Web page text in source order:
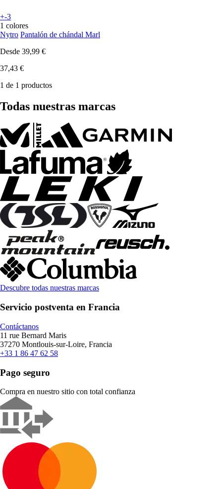
+-3
1 colores
Nytro Pantalón de chándal Marl
Desde 39,99 €
37,43 €
1 de 1 productos
Todas nuestras marcas
Descubre todas nuestras marcas
Servicio postventa en Francia
Contáctanos
11 rue Bernard Maris
37270 Montlouis-sur-Loire, Francia
+33 1 86 47 62 58
Pago seguro
Compra en nuestro sitio con total confianza